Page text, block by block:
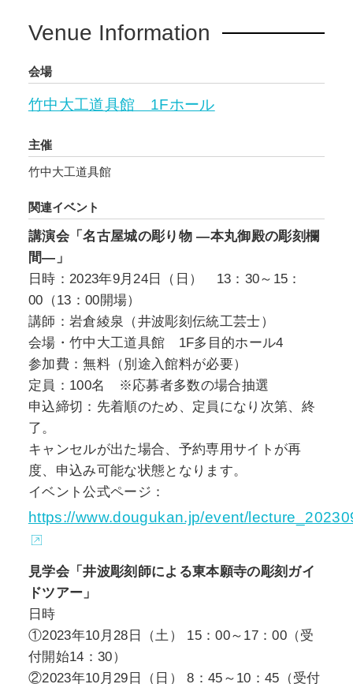
Venue Information
会場
竹中大工道具館 1Fホール
主催
竹中大工道具館
関連イベント
講演会「名古屋城の彫り物 ―本丸御殿の彫刻欄
間―」
日時：2023年9月24日（日） 13：30～15：
00（13：00開場）
講師：岩倉綾泉（井波彫刻伝統工芸士）
会場・竹中大工道具館 1F多目的ホール4
参加費：無料（別途入館料が必要）
定員：100名 ※応募者多数の場合抽選
申込締切：先着順のため、定員になり次第、終
了。
キャンセルが出た場合、予約専用サイトが再
度、申込み可能な状態となります。
イベント公式ページ：
https://www.dougukan.jp/event/
見学会「井波彫刻師による東本願寺の彫刻ガイ
ドツアー」
日時
①2023年10月28日（土） 15：00～17：00（受
付開始14：30）
②2023年10月29日（日） 8：45～10：45（受付